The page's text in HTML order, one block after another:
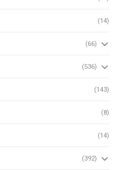
(14)
(66)
(536)
(143)
(8)
(14)
(392)